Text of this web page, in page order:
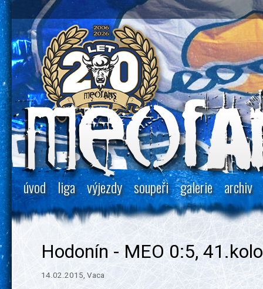
úvod liga výjezdy soupeři galerie archiv
Hodonín - MEO 0:5, 41.kolo
14.02.2015, Vaca